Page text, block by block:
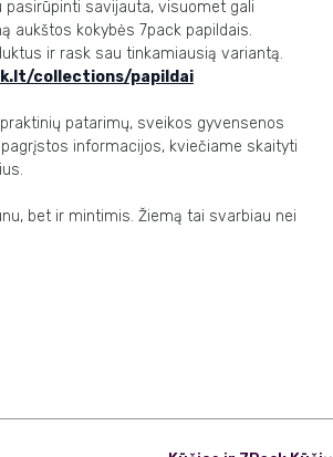
pasirūpinti savijauta, visuomet gali
aukštos kokybės 7pack papildais.
ir rask sau tinkamiausią variantą.
collections/papildai
patarimų, sveikos gyvensenos
informacijos, kviečiame skaityti
bet ir mintimis. Žiemą tai svarbiau nei